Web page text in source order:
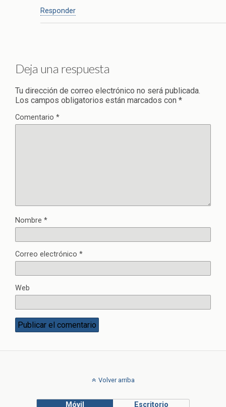
Responder
Deja una respuesta
Tu dirección de correo electrónico no será publicada.
Los campos obligatorios están marcados con *
Comentario *
Nombre *
Correo electrónico *
Web
Volver arriba
Móvil Escritorio